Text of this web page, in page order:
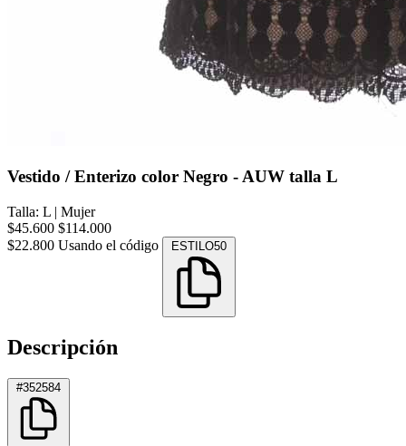
Vestido / Enterizo color Negro - AUW talla L
Talla: L | Mujer
$45.600 $114.000
$22.800 Usando el código ESTILO50
Descripción
#352584